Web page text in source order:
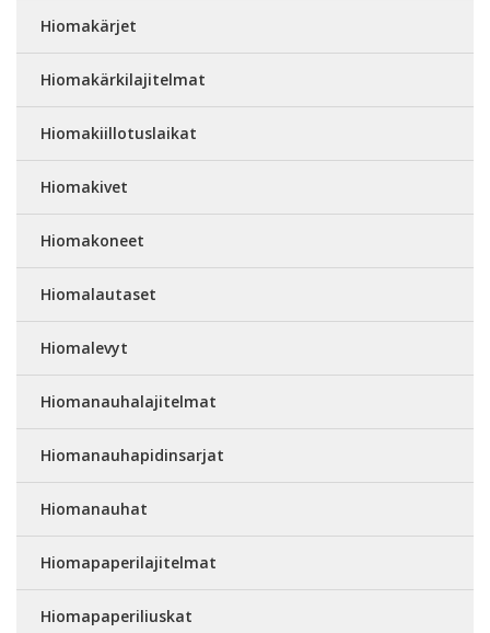
Hiomakärjet
Hiomakärkilajitelmat
Hiomakiillotuslaikat
Hiomakivet
Hiomakoneet
Hiomalautaset
Hiomalevyt
Hiomanauhalajitelmat
Hiomanauhapidinsarjat
Hiomanauhat
Hiomapaperilajitelmat
Hiomapaperiliuskat